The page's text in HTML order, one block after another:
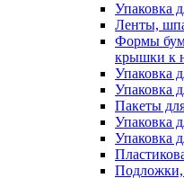
Упаковка
Ленты,
Формы
крышки к
Упаковка
Упаковка
Пакеты
Упаковка
Упаковка
Подложки,